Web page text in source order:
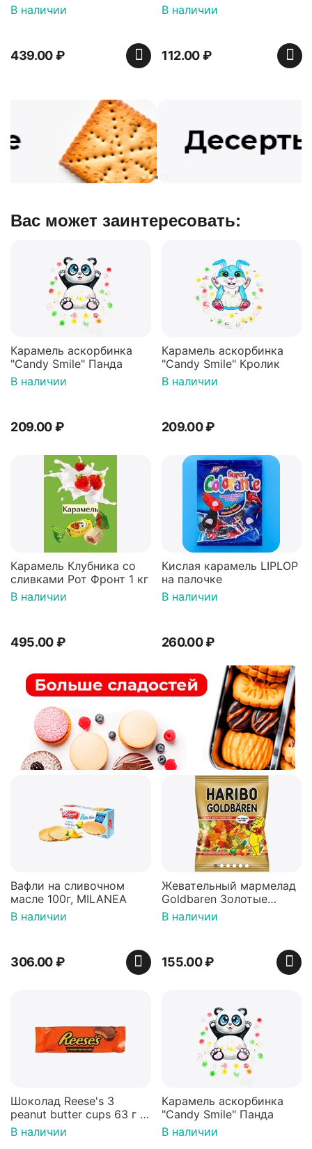
16 шт по 36 г ТМ Яшкино
В наличии
439.00₽
25гр
В наличии
112.00₽
Вас может заинтересовать:
Карамель аскорбинка
"Candy Smile" Панда
В наличии
209.00₽
Карамель аскорбинка
"Candy Smile" Кролик
В наличии
209.00₽
Карамель Клубника со
сливками Рот Фронт 1 кг
В наличии
495.00₽
Кислая карамель LIPLOP
на палочке
В наличии
260.00₽
Вафли на сливочном
масле 100г, MILANEA
В наличии
306.00₽
Жевательный мармелад
Goldbaren Золотые
мишки 100г, Германия
В наличии
155.00₽
Шоколад Reese's 3
peanut butter cups 63 г с
арахисовой пастой
В наличии
Карамель аскорбинка
"Candy Smile" Панда
В наличии